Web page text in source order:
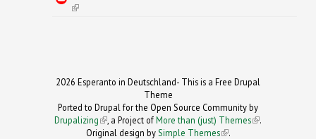
(link is external)
2026 Esperanto in Deutschland- This is a Free Drupal
Theme
Ported to Drupal for the Open Source Community by
Drupalizing(link is external)
, a Project ofMore than (just) Themes (link is
.
Original design by Simple Themes
(link is
.